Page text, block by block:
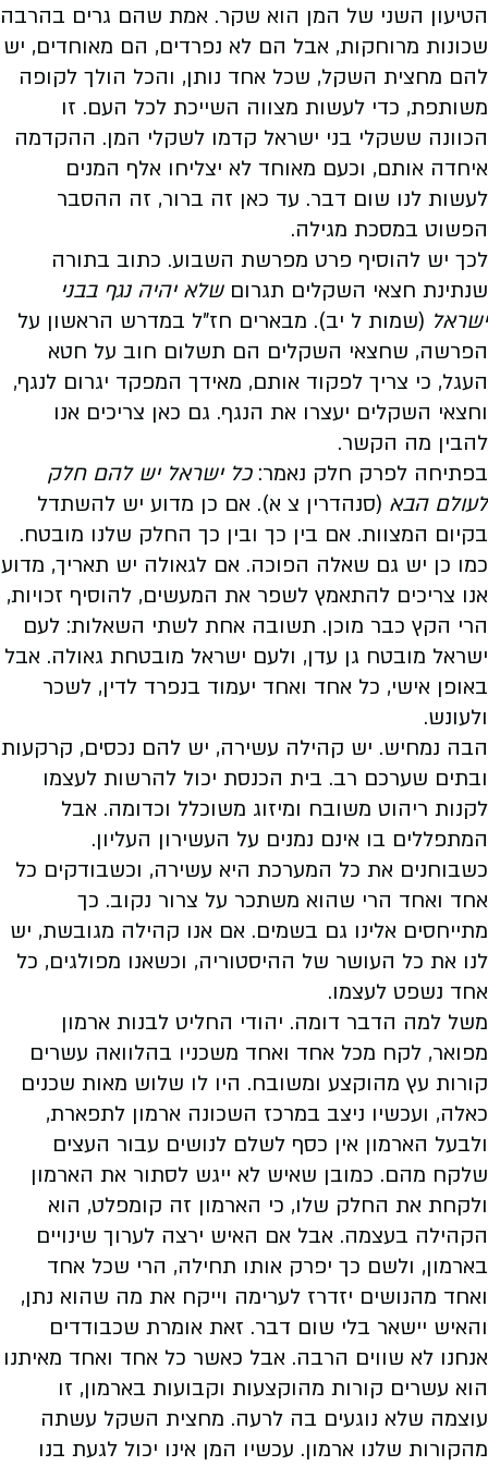
הטיעון השני של המן הוא שקר. אמת שהם גרים בהרבה
שכונות מרוחקות, אבל הם לא נפרדים, הם מאוחדים, יש
להם מחצית השקל, שכל אחד נותן, והכל הולך לקופה
משותפת, כדי לעשות מצווה השייכת לכל העם. זו
הכוונה ששקלי בני ישראל קדמו לשקלי המן. ההקדמה
איחדה אותם, וכעם מאוחד לא יצליחו אלף המנים
לעשות לנו שום דבר. עד כאן זה ברור, זה ההסבר
הפשוט במסכת מגילה.
לכך יש להוסיף פרט מפרשת השבוע. כתוב בתורה
שנתינת חצאי השקלים תגרוםשלא יהיה נגף בבני
ישראל (שמות ל יב). מבארים חז"ל במדרש הראשון על
הפרשה, שחצאי השקלים הם תשלום חוב על חטא
העגל, כי צריך לפקוד אותם, מאידך המפקד יגרום לנגף,
וחצאי השקלים יעצרו את הנגף. גם כאן צריכים אנו
להבין מה הקשר.
בפתיחה לפרק חלק נאמר:כל ישראל יש להם חלק
לעולם הבא (סנהדרין צ א). אם כן מדוע יש להשתדל
בקיום המצוות. אם בין כך ובין כך החלק שלנו מובטח.
כמו כן יש גם שאלה הפוכה. אם לגאולה יש תאריך, מדוע
אנו צריכים להתאמץ לשפר את המעשים, להוסיף זכויות,
הרי הקץ כבר מוכן. תשובה אחת לשתי השאלות: לעם
ישראל מובטח גן עדן, ולעם ישראל מובטחת גאולה. אבל
באופן אישי, כל אחד ואחד יעמוד בנפרד לדין, לשכר
ולעונש.
הבה נמחיש. יש קהילה עשירה, יש להם נכסים, קרקעות
ובתים שערכם רב. בית הכנסת יכול להרשות לעצמו
לקנות ריהוט משובח ומיזוג משוכלל וכדומה. אבל
המתפללים בו אינם נמנים על העשירון העליון.
כשבוחנים את כל המערכת היא עשירה, וכשבודקים כל
אחד ואחד הרי שהוא משתכר על צרור נקוב. כך
מתייחסים אלינו גם בשמים. אם אנו קהילה מגובשת, יש
לנו את כל העושר של ההיסטוריה, וכשאנו מפולגים, כל
אחד נשפט לעצמו.
משל למה הדבר דומה. יהודי החליט לבנות ארמון
מפואר, לקח מכל אחד ואחד משכניו בהלוואה עשרים
קורות עץ מהוקצע ומשובח. היו לו שלוש מאות שכנים
כאלה, ועכשיו ניצב במרכז השכונה ארמון לתפארת,
ולבעל הארמון אין כסף לשלם לנושים עבור העצים
שלקח מהם. כמובן שאיש לא ייגש לסתור את הארמון
ולקחת את החלק שלו, כי הארמון זה קומפלט, הוא
הקהילה בעצמה. אבל אם האיש ירצה לערוך שינויים
בארמון, ולשם כך יפרק אותו תחילה, הרי שכל אחד
ואחד מהנושים יזדרז לערימה וייקח את מה שהוא נתן,
והאיש יישאר בלי שום דבר. זאת אומרת שכבודדים
אנחנו לא שווים הרבה. אבל כאשר כל אחד ואחד מאיתנו
הוא עשרים קורות מהוקצעות וקבועות בארמון, זו
עוצמה שלא נוגעים בה לרעה. מחצית השקל עשתה
מהקורות שלנו ארמון. עכשיו המן אינו יכול לגעת בנו